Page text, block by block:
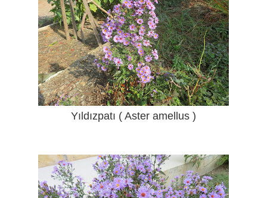
Yıldızpatı ( Aster amellus )